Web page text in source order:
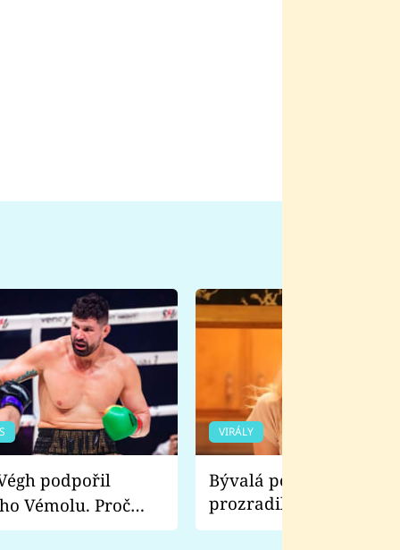
Vémolu. Proč
zápasit s ním než
VIRÁLY
Bývalá pornoherečka
prozradila, co ji
natáčení Euforie.